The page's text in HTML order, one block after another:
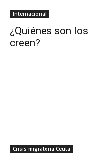
Internacional
¿Quiénes son
creen?
Crisis migratoria Ceuta